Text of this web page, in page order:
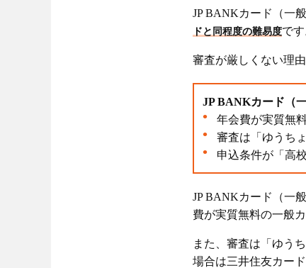
ゆうちょ銀行
JP BANKカ
ゆうちょ銀行
JP BANKカード（一
ドと同程度の難易度です
審査が厳しくない理
JP BANKカード（
年会費が実質無
審査は「ゆうち
申込条件が「高
JP BANKカード（一
費が実質無料の一般
また、審査は「ゆう
場合は三井住友カー